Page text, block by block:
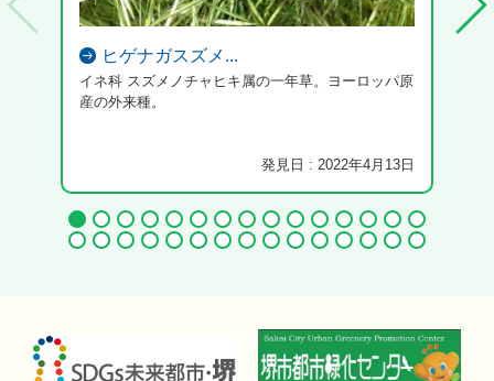
ヒゲナガスズメ...
イネ科 スズメノチャヒキ属の一年草。ヨーロッパ原
産の外来種。
発見日 : 2022年4月13日